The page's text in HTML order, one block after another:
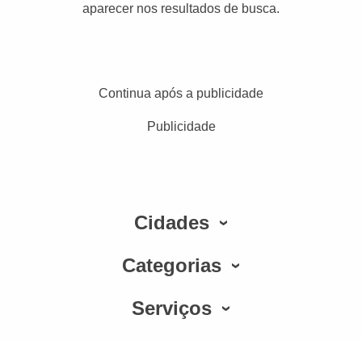
aparecer nos resultados de busca.
Continua após a publicidade
Publicidade
Cidades
Categorias
Serviços